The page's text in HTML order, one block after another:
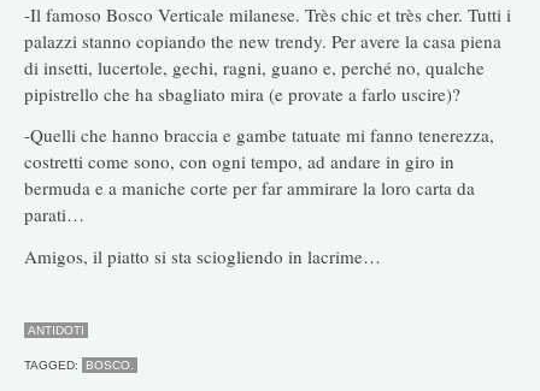
-Il famoso Bosco Verticale milanese. Très chic et très cher. Tutti i
palazzi stanno copiando the new trendy. Per avere la casa piena
di insetti, lucertole, gechi, ragni, guano e, perché no, qualche
pipistrello che ha sbagliato mira (e provate a farlo uscire)?
-Quelli che hanno braccia e gambe tatuate mi fanno tenerezza,
costretti come sono, con ogni tempo, ad andare in giro in
bermuda e a maniche corte per far ammirare la loro carta da
parati…
Amigos, il piatto si sta sciogliendo in lacrime…
ANTIDOTI
TAGGED: BOSCO.